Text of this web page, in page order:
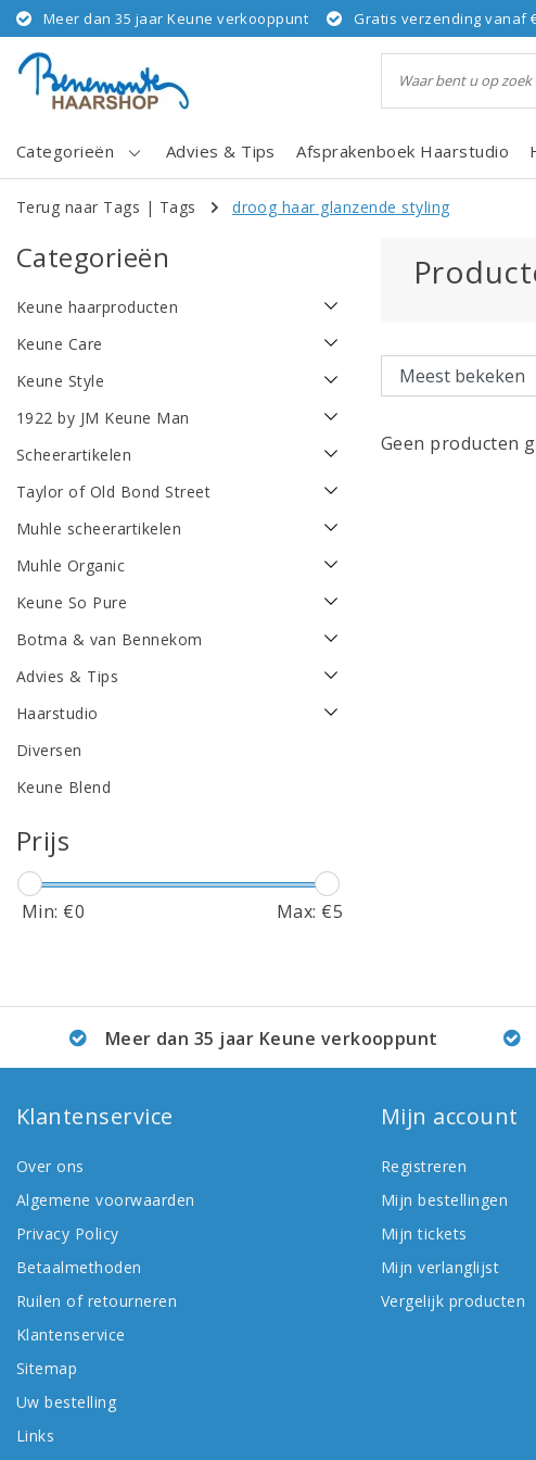
Meer dan 35 jaar Keune verkooppunt Gratis verzending vanaf €
Categorieën Advies & Tips Afsprakenboek Haarstudio
Terug naar Tags | Tags droog haar glanzende styling
Categorieën
Keune haarproducten
Keune Care
Keune Style
1922 by JM Keune Man
Scheerartikelen
Taylor of Old Bond Street
Muhle scheerartikelen
Muhle Organic
Keune So Pure
Botma & van Bennekom
Advies & Tips
Haarstudio
Diversen
Keune Blend
Prijs
Min: €0 Max: €5
Geen producten
Meer dan 35 jaar Keune verkooppunt
Klantenservice
Over ons
Algemene voorwaarden
Privacy Policy
Betaalmethoden
Ruilen of retourneren
Klantenservice
Sitemap
Uw bestelling
Links
Mijn account
Registreren
Mijn bestellingen
Mijn tickets
Mijn verlanglijst
Vergelijk producten